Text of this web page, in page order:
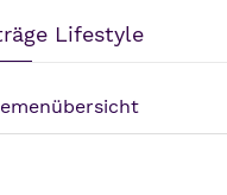
Lifestyle